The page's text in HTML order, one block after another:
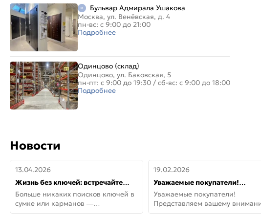
Бульвар Адмирала Ушакова
Москва, ул. Венёвская, д. 4
пн-вс: с 9:00 до 21:00
Подробнее
Одинцово (склад)
Одинцово, ул. Баковская, 5
пн-пт: с 9:00 до 19:30 / сб-вс: с 9:00 до 18:00
Подробнее
Новости
13.04.2026
Жизнь без ключей: встречайте
новую дверь СИТИ ИНТЕГРА
АйКью!
Больше никаких поисков ключей в
сумке или карманов —
представляем СИТИ ИНТЕГРА
19.02.2026
Уважаемые покупатели!
Представляем вашему
новинки от Armadillo!
Уважаемые покупатели!
Представляем вашему
новинки от Armadillo! Новая